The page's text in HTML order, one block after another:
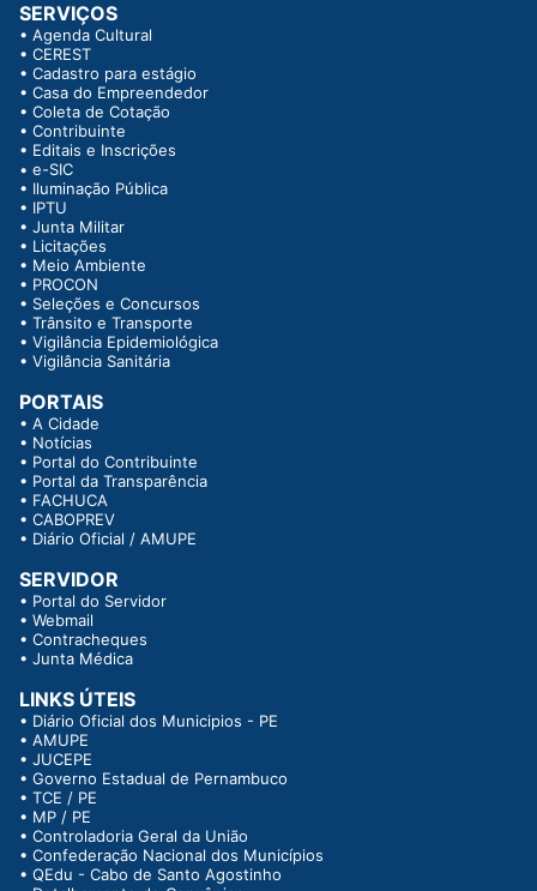
SERVIÇOS
• Agenda Cultural
• CEREST
• Cadastro para estágio
• Casa do Empreendedor
• Coleta de Cotação
• Contribuinte
• Editais e Inscrições
• e-SIC
• Iluminação Pública
• IPTU
• Junta Militar
• Licitações
• Meio Ambiente
• PROCON
• Seleções e Concursos
• Trânsito e Transporte
• Vigilância Epidemiológica
• Vigilância Sanitária
PORTAIS
• A Cidade
• Notícias
• Portal do Contribuinte
• Portal da Transparência
• FACHUCA
• CABOPREV
• Diário Oficial / AMUPE
SERVIDOR
• Portal do Servidor
• Webmail
• Contracheques
• Junta Médica
LINKS ÚTEIS
• Diário Oficial dos Municipios - PE
• AMUPE
• JUCEPE
• Governo Estadual de Pernambuco
• TCE / PE
• MP / PE
• Controladoria Geral da União
• Confederação Nacional dos Municípios
• QEdu - Cabo de Santo Agostinho